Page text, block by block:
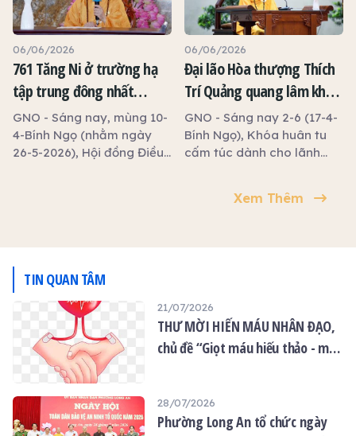
Tôn đức Hội đồng Điều
hành, Giảng viên, Giám thị,
Nhân viên văn phòng cùng
toàn thể hành giả Tăng Ni
an cư đã nghiêm túc thực
hành các thời khóa tu học
theo chương trình được
Đại lão Hòa thượng Pháp
chủ, Viện trưởng Học viện
07/ 6/ 20265.
06/06/2026
761 Tăng Ni ở trường hạ
tập trung đông nhất
TP.HCM tác pháp an cư
GNO - Sáng nay, mùng 10-
4-Bính Ngọ (nhằm ngày
26-5-2026), Hội đồng Điều
06/06/2026
Đại lão Hòa thượng Thích
Trí Quảng quang lâm khai
thị Khóa huân tu ở Học
viện Phật giáo VN tại
TP.HCM
GNO - Sáng nay 2-6 (17-4-
Bính Ngọ), Khóa huân tu
cấm túc dành cho lãnh
TP.HCM trong mùa An cư
Xem Thêm
TIN QUAN TÂM
21/07/2026
THƯ MỜI HIẾN MÁU NHÂN ĐẠO,
chủ đề “Giọt máu hiếu thảo - mùa
28/07/2026
Phường Long An tổ chức ngày